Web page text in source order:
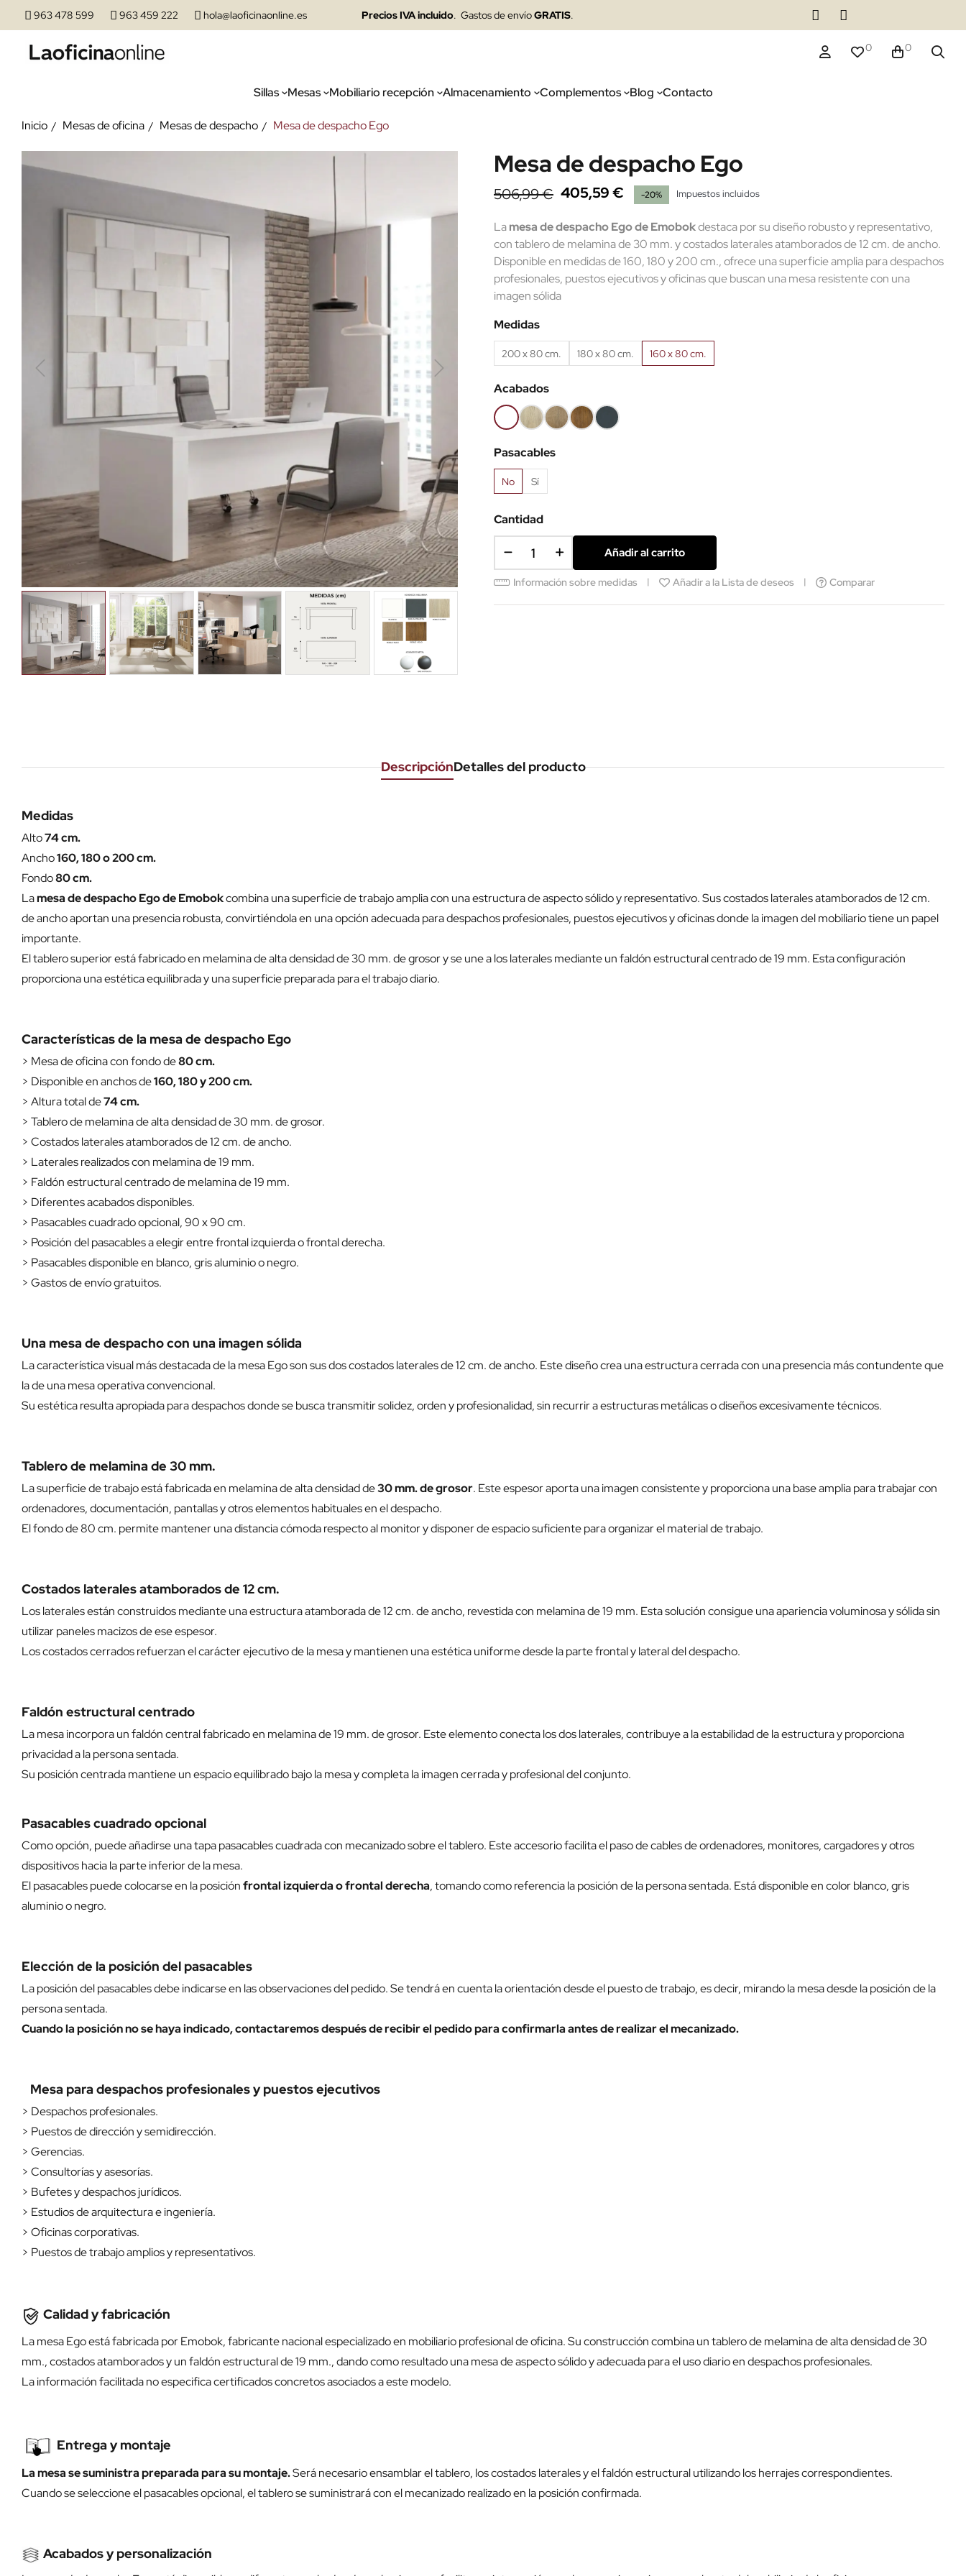
963 478 599 963 459 222 hola@laoficinaonline.es Precios IVA incluido. Gastos de envíoGRATIS.
0 0
Sillas Mesas Mobiliario recepción Almacenamiento Complementos Blog Contacto
Inicio Mesas de oficina Mesas de despacho Mesa de despacho Ego
Mesa de despacho Ego
506,99 € 405,59 € -20% Impuestos incluidos
Lamesa de despacho Ego de Emobokdestaca por su diseño robusto y representativo,
con tablero de melamina de 30 mm. y costados laterales atamborados de 12 cm. de ancho.
Disponible en medidas de 160, 180 y 200 cm., ofrece una superficie amplia para despachos
profesionales, puestos ejecutivos y oficinas que buscan una mesa resistente con una
imagen sólida
Medidas
200 x 80 cm. 180 x 80 cm. 160 x 80 cm.
Acabados
Blanco
(EMB)
Roble
claro
(EMB)
Roble
Nuez
(EMB)
Roble
viejo
Antracita
(EMB)
Pasacables
No Sí
Cantidad
Añadir al carrito
Información sobre medidas Añadir a la Lista de deseos Comparar
DescripciónDetalles del producto
Medidas
Alto74 cm.
Ancho160, 180 o 200 cm.
Fondo80 cm.
Lamesa de despacho Ego de Emobokcombina una superficie de trabajo amplia con una estructura de aspecto sólido y representativo. Sus costados laterales atamborados de 12 cm.
de ancho aportan una presencia robusta, convirtiéndola en una opción adecuada para despachos profesionales, puestos ejecutivos y oficinas donde la imagen del mobiliario tiene un papel
importante.
El tablero superior está fabricado en melamina de alta densidad de 30 mm. de grosor y se une a los laterales mediante un faldón estructural centrado de 19 mm. Esta configuración
proporciona una estética equilibrada y una superficie preparada para el trabajo diario.
Características de la mesa de despacho Ego
> Mesa de oficina con fondo de80 cm.
> Disponible en anchos de160, 180 y 200 cm.
> Altura total de74 cm.
> Tablero de melamina de alta densidad de 30 mm. de grosor.
> Costados laterales atamborados de 12 cm. de ancho.
> Laterales realizados con melamina de 19 mm.
> Faldón estructural centrado de melamina de 19 mm.
> Diferentes acabados disponibles.
> Pasacables cuadrado opcional, 90 x 90 cm.
> Posición del pasacables a elegir entre frontal izquierda o frontal derecha.
> Pasacables disponible en blanco, gris aluminio o negro.
> Gastos de envío gratuitos.
Una mesa de despacho con una imagen sólida
La característica visual más destacada de la mesa Ego son sus dos costados laterales de 12 cm. de ancho. Este diseño crea una estructura cerrada con una presencia más contundente que
la de una mesa operativa convencional.
Su estética resulta apropiada para despachos donde se busca transmitir solidez, orden y profesionalidad, sin recurrir a estructuras metálicas o diseños excesivamente técnicos.
Tablero de melamina de 30 mm.
La superficie de trabajo está fabricada en melamina de alta densidad de30 mm. de grosor. Este espesor aporta una imagen consistente y proporciona una base amplia para trabajar con
ordenadores, documentación, pantallas y otros elementos habituales en el despacho.
El fondo de 80 cm. permite mantener una distancia cómoda respecto al monitor y disponer de espacio suficiente para organizar el material de trabajo.
Costados laterales atamborados de 12 cm.
Los laterales están construidos mediante una estructura atamborada de 12 cm. de ancho, revestida con melamina de 19 mm. Esta solución consigue una apariencia voluminosa y sólida sin
utilizar paneles macizos de ese espesor.
Los costados cerrados refuerzan el carácter ejecutivo de la mesa y mantienen una estética uniforme desde la parte frontal y lateral del despacho.
Faldón estructural centrado
La mesa incorpora un faldón central fabricado en melamina de 19 mm. de grosor. Este elemento conecta los dos laterales, contribuye a la estabilidad de la estructura y proporciona
privacidad a la persona sentada.
Su posición centrada mantiene un espacio equilibrado bajo la mesa y completa la imagen cerrada y profesional del conjunto.
Pasacables cuadrado opcional
Como opción, puede añadirse una tapa pasacables cuadrada con mecanizado sobre el tablero. Este accesorio facilita el paso de cables de ordenadores, monitores, cargadores y otros
dispositivos hacia la parte inferior de la mesa.
El pasacables puede colocarse en la posiciónfrontal izquierda o frontal derecha, tomando como referencia la posición de la persona sentada. Está disponible en color blanco, gris
aluminio o negro.
Elección de la posición del pasacables
La posición del pasacables debe indicarse en las observaciones del pedido. Se tendrá en cuenta la orientación desde el puesto de trabajo, es decir, mirando la mesa desde la posición de la
persona sentada.
Cuando la posición no se haya indicado, contactaremos después de recibir el pedido para confirmarla antes de realizar el mecanizado.
Mesa para despachos profesionales y puestos ejecutivos
> Despachos profesionales.
> Puestos de dirección y semidirección.
> Gerencias.
> Consultorías y asesorías.
> Bufetes y despachos jurídicos.
> Estudios de arquitectura e ingeniería.
> Oficinas corporativas.
> Puestos de trabajo amplios y representativos.
Calidad y fabricación
La mesa Ego está fabricada por Emobok, fabricante nacional especializado en mobiliario profesional de oficina. Su construcción combina un tablero de melamina de alta densidad de 30
mm., costados atamborados y un faldón estructural de 19 mm., dando como resultado una mesa de aspecto sólido y adecuada para el uso diario en despachos profesionales.
La información facilitada no especifica certificados concretos asociados a este modelo.
Entrega y montaje
La mesa se suministra preparada para su montaje.Será necesario ensamblar el tablero, los costados laterales y el faldón estructural utilizando los herrajes correspondientes.
Cuando se seleccione el pasacables opcional, el tablero se suministrará con el mecanizado realizado en la posición confirmada.
Acabados y personalización